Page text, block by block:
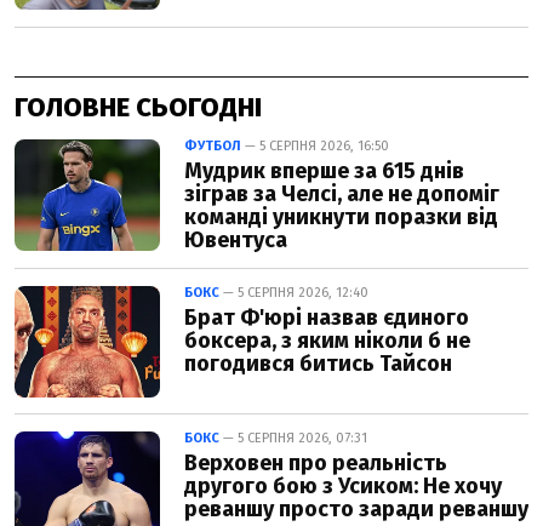
ГОЛОВНЕ СЬОГОДНІ
ФУТБОЛ — 5 СЕРПНЯ 2026, 16:50
Мудрик вперше за 615 днів
зіграв за Челсі, але не допоміг
команді уникнути поразки від
Ювентуса
БОКС — 5 СЕРПНЯ 2026, 12:40
Брат Ф'юрі назвав єдиного
боксера, з яким ніколи б не
погодився битись Тайсон
БОКС — 5 СЕРПНЯ 2026, 07:31
Верховен про реальність
другого бою з Усиком: Не хочу
реваншу просто заради реваншу